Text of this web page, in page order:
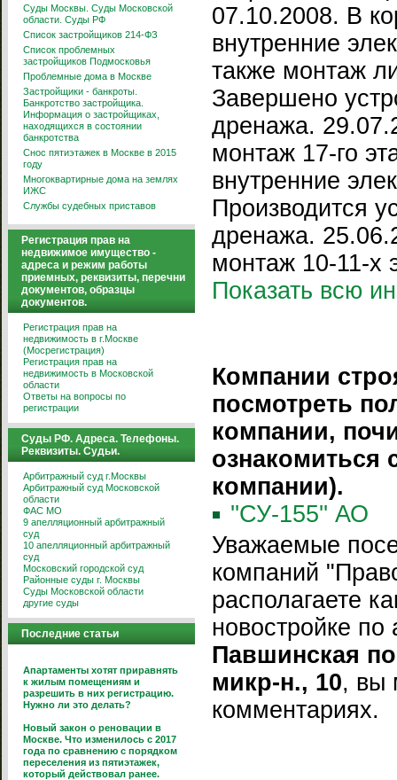
Суды Москвы. Суды Московской
области. Суды РФ
Список застройщиков 214-ФЗ
Список проблемных
застройщиков Подмосковья
Проблемные дома в Москве
Застройщики - банкроты.
Банкротство застройщика.
Информация о застройщиках,
находящихся в состоянии
банкротства
Снос пятиэтажек в Москве в 2015
году
Многоквартирные дома на землях
ИЖС
Службы судебных приставов
Регистрация прав на
недвижимое имущество -
адреса и режим работы
приемных, реквизиты, перечни
документов, образцы
документов.
Регистрация прав на
недвижимость в г.Москве
(Мосрегистрация)
Регистрация прав на
недвижимость в Московской
области
Ответы на вопросы по
регистрации
Суды РФ. Адреса. Телефоны.
Реквизиты. Судьи.
Арбитражный суд г.Москвы
Арбитражный суд Московской
области
ФАС МО
9 апелляционный арбитражный
суд
10 апелляционный арбитражный
суд
Московский городской суд
Районные суды г. Москвы
Суды Московской области
другие суды
Последние статьи
Апартаменты хотят приравнять
к жилым помещениям и
разрешить в них регистрацию.
Нужно ли это делать?
Новый закон о реновации в
Москве. Что изменилось с 2017
года по сравнению с порядком
переселения из пятиэтажек,
который действовал ранее.
07.10.2008. В
внутренние
также монтаж
Завершено
дренажа.
монтаж 17-го
внутренние
Производится
дренажа.
монтаж 10-11-х
Показать всю
Компании
посмотреть
компании,
ознакомиться
компании).
''СУ-155'' АО
Уважаемые
компаний
располагаете
новостройке
Павшинская
микр-н., 10, вы
комментариях.